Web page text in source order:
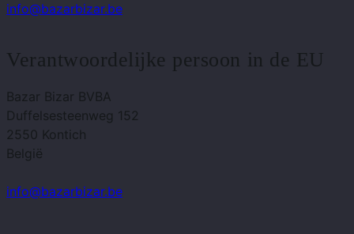
info@bazarbizar.be
Verantwoordelijke persoon in de EU
Bazar Bizar BVBA
Duffelsesteenweg 152
2550 Kontich
België
info@bazarbizar.be